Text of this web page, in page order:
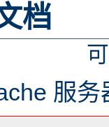
档
服